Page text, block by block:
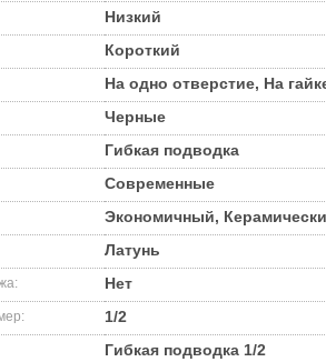
Низкий
Короткий
На одно отверстие, На
Черные
Гибкая подводка
Современные
Экономичный,
Латунь
Нет
1/2
Гибкая подводка 1/2